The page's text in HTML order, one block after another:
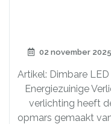
02 november 2025
Artikel: Dimbare
Energiezuinige
verlichting heeft
opmars gemaakt